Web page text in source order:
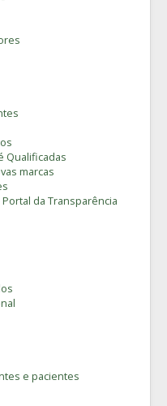
Qualificadas
marcas
da Transparência
e pacientes